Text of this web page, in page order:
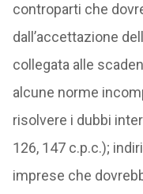
controparti che
dall’accettazione
collegata alle
alcune norme
risolvere i dubbi
126, 147 c.p.c.);
imprese che